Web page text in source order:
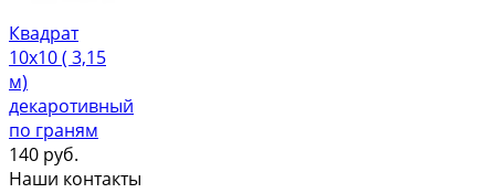
Квадрат
10х10 ( 3,15
м)
декаротивный
по граням
140 руб.
Наши контакты